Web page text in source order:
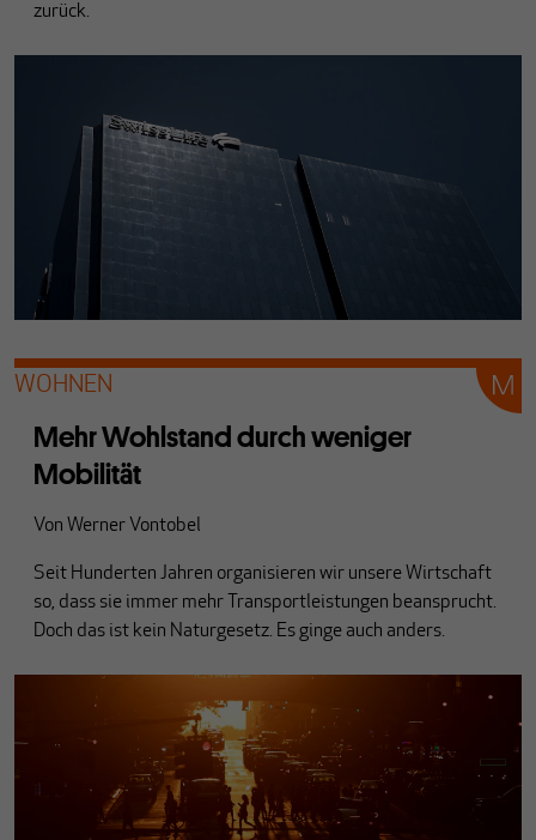
zurück.
WOHNEN
Mehr Wohlstand durch weniger
Mobilität
Von Werner Vontobel
Seit Hunderten Jahren organisieren wir unsere Wirtschaft
so, dass sie immer mehr Transportleistungen beansprucht.
Doch das ist kein Naturgesetz. Es ginge auch anders.